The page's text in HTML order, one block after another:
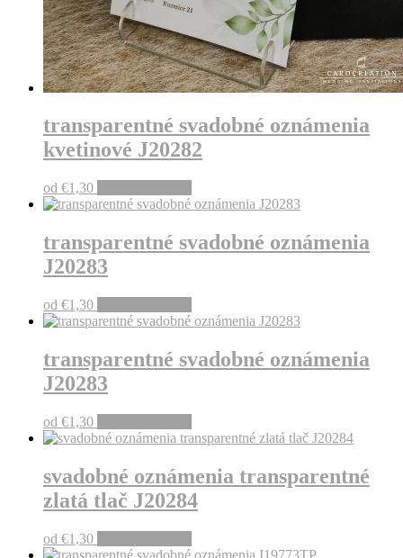
transparentné svadobné oznámenia
kvetinové J20282
od €1,30
transparentné svadobné oznámenia
J20283
od €1,30
transparentné svadobné oznámenia
J20283
od €1,30
svadobné oznámenia transparentné
zlatá tlač J20284
od €1,30